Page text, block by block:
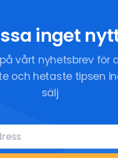
inget
vårt nyhetsbrev för
och hetaste tipsen
sälj